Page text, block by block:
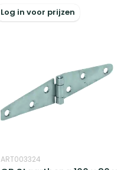
Log in voor prijzen
ART003324